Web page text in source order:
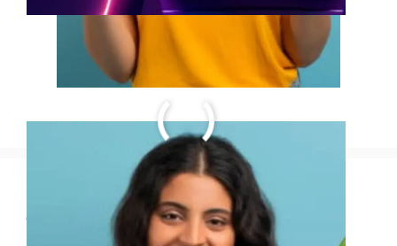
Xchanging Solutions Ltd में निवेश
करने का निर्णय